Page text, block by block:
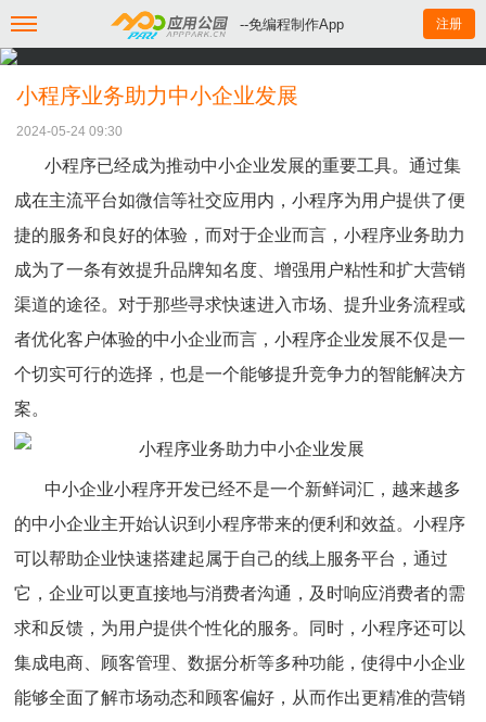
--免编程制作App 注册
小程序业务助力中小企业发展
2024-05-24 09:30
小程序已经成为推动中小企业发展的重要工具。通过集
成在主流平台如微信等社交应用内，小程序为用户提供了便
捷的服务和良好的体验，而对于企业而言，小程序业务助力
成为了一条有效提升品牌知名度、增强用户粘性和扩大营销
渠道的途径。对于那些寻求快速进入市场、提升业务流程或
者优化客户体验的中小企业而言，小程序企业发展不仅是一
个切实可行的选择，也是一个能够提升竞争力的智能解决方
案。
中小企业小程序开发已经不是一个新鲜词汇，越来越多
的中小企业主开始认识到小程序带来的便利和效益。小程序
可以帮助企业快速搭建起属于自己的线上服务平台，通过
它，企业可以更直接地与消费者沟通，及时响应消费者的需
求和反馈，为用户提供个性化的服务。同时，小程序还可以
集成电商、顾客管理、数据分析等多种功能，使得中小企业
能够全面了解市场动态和顾客偏好，从而作出更精准的营销